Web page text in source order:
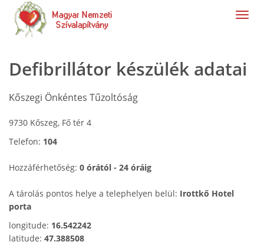
Defibrillátor készülék adatai
Kőszegi Önkéntes Tűzoltóság
9730 Kőszeg, Fő tér 4
Telefon: 104
Hozzáférhetőség: 0 órától - 24 óráig
A tárolás pontos helye a telephelyen belül: Irottkő Hotel
porta
longitude: 16.542242
latitude: 47.388508